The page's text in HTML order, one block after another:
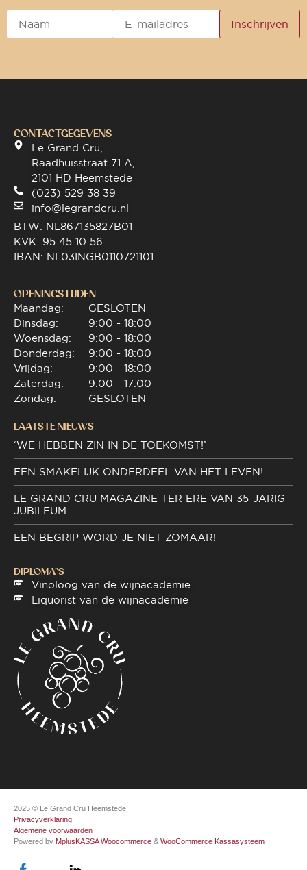
CONTACTGEGEVENS
Le Grand Cru,
Raadhuisstraat 71 A,
2101 HD Heemstede
(023) 529 38 39
info@legrandcru.nl
BTW: NL867135827B01
KVK: 95 45 10 56
IBAN: NL03INGB0110721101
OPENINGSTIJDEN
Maandag:
Dinsdag:
Woensdag:
Donderdag:
Vrijdag:
Zaterdag:
Zondag:
GESLOTEN
9:00 - 18:00
9:00 - 18:00
9:00 - 18:00
9:00 - 18:00
9:00 - 17:00
GESLOTEN
LAATSTE NIEUWS
‘WE HEBBEN ZIN IN DE TOEKOMST!’
EEN SMAKELIJK ONDERDEEL VAN HET LEVEN!
LE GRAND CRU MAGAZINE TER ERE VAN 35-JARIG
JUBILEUM
EEN BEGRIP WORD JE NIET ZOMAAR!
DIPLOMA"S
Vinoloog van de wijnacademie
Liquorist van de wijnacademie
2025 © Le Grand Cru Heemstede
Privacyverklaring
Algemene voorwaarden
Powered by MplusKASSA Woocommerce & WooCommerce Kassasysteem